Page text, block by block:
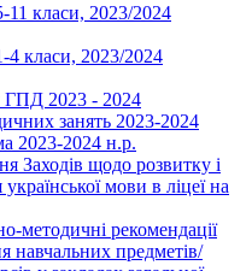
11 класи, 2023/2024
4 класи, 2023/2024
2023 - 2024
занять 2023-2024
2023-2024 н.р.
Заходів щодо розвитку і
мови в ліцеї на
методичні рекомендації
навчальних предметів/